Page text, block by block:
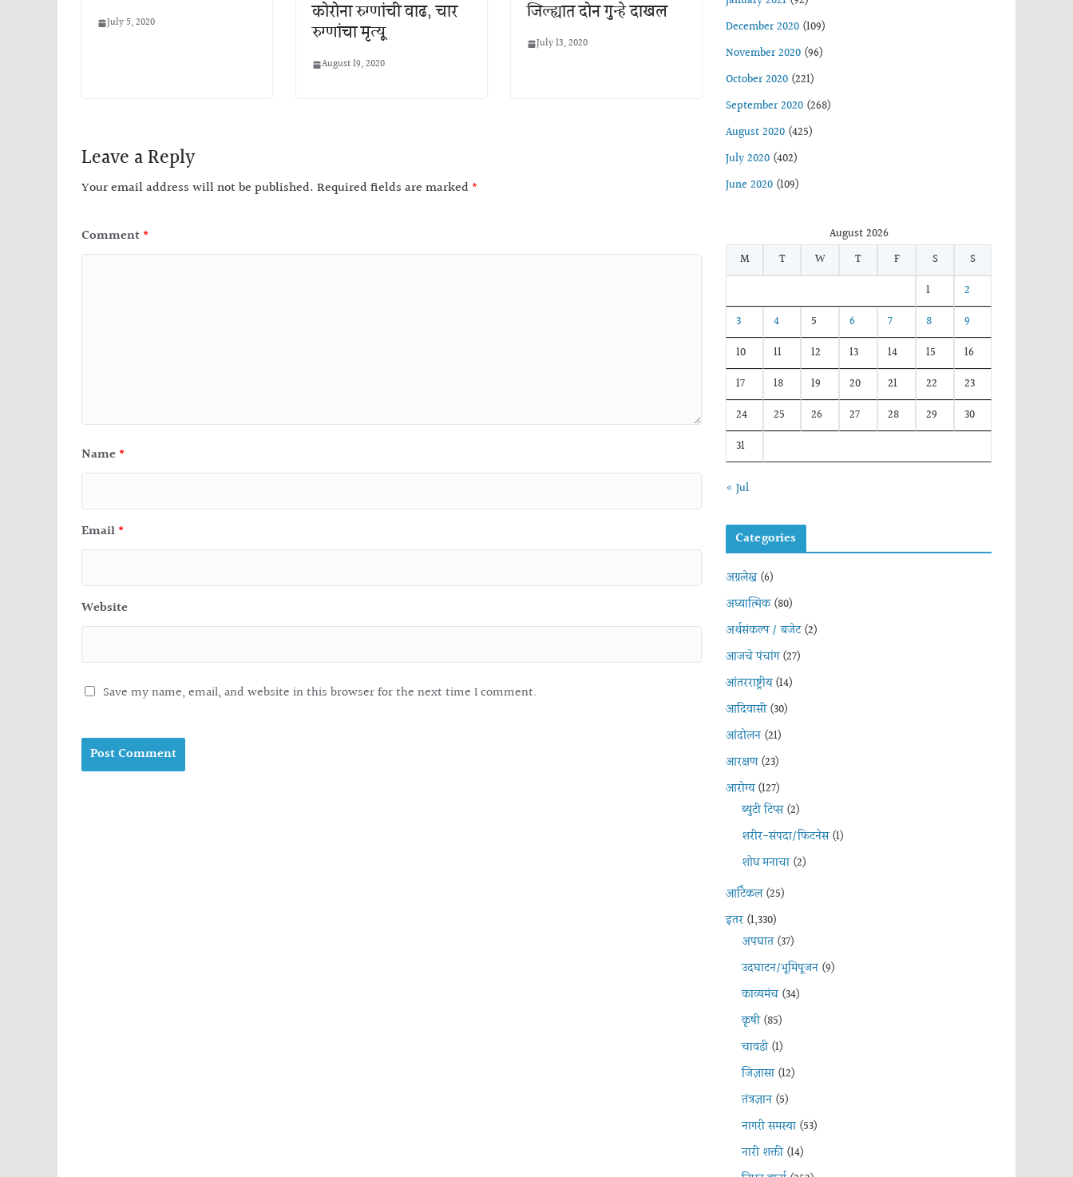
July 5, 2020
कोरोना रुग्णांची वाढ, चार
रुग्णांचा मृत्यू
August 19, 2020
जिल्ह्यात दोन गुन्हे दाखल
July 13, 2020
Leave a Reply
Your email address will not be published. Required fields are marked *
Comment *
Name *
Email *
Website
Save my name, email, and website in this browser for the next time I comment.
December 2020 (109)
November 2020 (96)
October 2020 (221)
September 2020 (268)
August 2020 (425)
July 2020 (402)
June 2020 (109)
August 2026
M
T W T F S
S
1
2
3
4 5 6 7 8
9
10
11 12 13 14 15
16
17
18 19 20 21 22
23
24
25 26 27 28 29
30
31
« Jul
Categories
अग्रलेख(6)
अध्यात्मिक(80)
अर्थसंकल्प / बजेट(2)
आजचे पंचांग(27)
आंतरराष्ट्रीय(14)
आदिवासी(30)
आंदोलन(21)
आरक्षण(23)
आरोग्य(127)
ब्युटी टिप्स(2)
शरीर-संपदा/फिटनेस(1)
शोध मनाचा(2)
आर्टिकल(25)
इतर(1,330)
अपघात(37)
उदघाटन/भूमिपूजन(9)
काव्यमंच(34)
कृषी(85)
चावडी(1)
जिज्ञासा(12)
तंत्रज्ञान(5)
नागरी समस्या(53)
नारी शक्ती(14)